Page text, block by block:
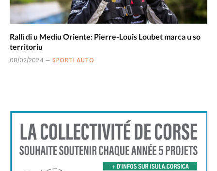
Rallì di u Mediu Oriente: Pierre-Louis Loubet marca u so
territoriu
08/02/2024 SPORTI AUTO